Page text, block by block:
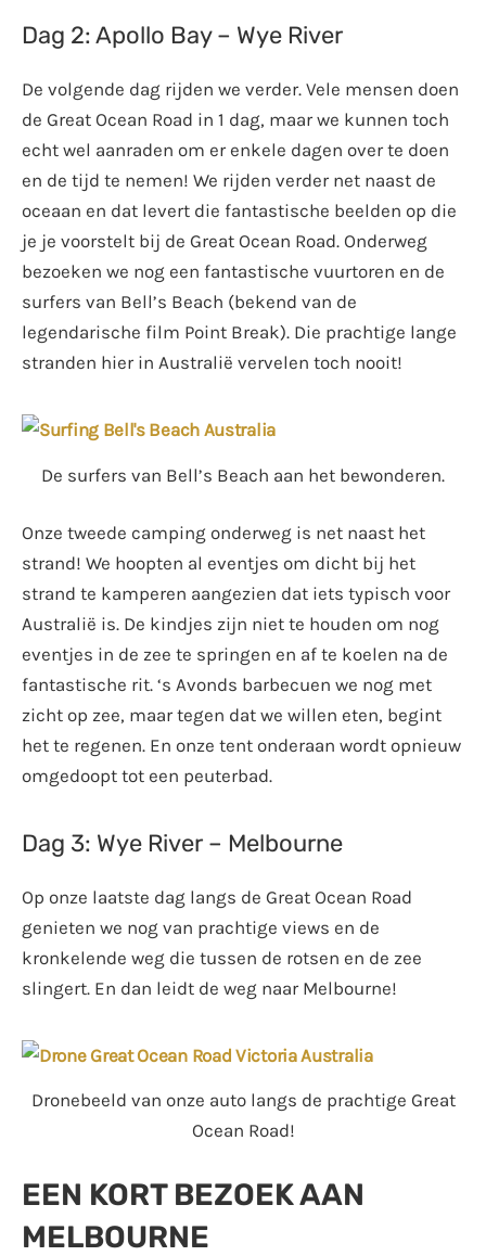
Dag 2: Apollo Bay – Wye River
De volgende dag rijden we verder. Vele mensen doen
de Great Ocean Road in 1 dag, maar we kunnen toch
echt wel aanraden om er enkele dagen over te doen
en de tijd te nemen! We rijden verder net naast de
oceaan en dat levert die fantastische beelden op die
je je voorstelt bij de Great Ocean Road. Onderweg
bezoeken we nog een fantastische vuurtoren en de
surfers van Bell’s Beach (bekend van de
legendarische film Point Break). Die prachtige lange
stranden hier in Australië vervelen toch nooit!
De surfers van Bell’s Beach aan het bewonderen.
Onze tweede camping onderweg is net naast het
strand! We hoopten al eventjes om dicht bij het
strand te kamperen aangezien dat iets typisch voor
Australië is. De kindjes zijn niet te houden om nog
eventjes in de zee te springen en af te koelen na de
fantastische rit. ‘s Avonds barbecuen we nog met
zicht op zee, maar tegen dat we willen eten, begint
het te regenen. En onze tent onderaan wordt opnieuw
omgedoopt tot een peuterbad.
Dag 3: Wye River – Melbourne
Op onze laatste dag langs de Great Ocean Road
genieten we nog van prachtige views en de
kronkelende weg die tussen de rotsen en de zee
slingert. En dan leidt de weg naar Melbourne!
Dronebeeld van onze auto langs de prachtige Great
Ocean Road!
EEN KORT BEZOEK AAN
MELBOURNE